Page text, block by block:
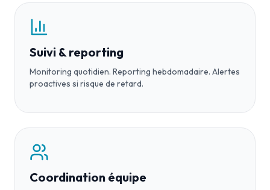
Suivi & reporting
Monitoring quotidien. Reporting hebdomadaire. Alertes
proactives si risque de retard.
Coordination équipe